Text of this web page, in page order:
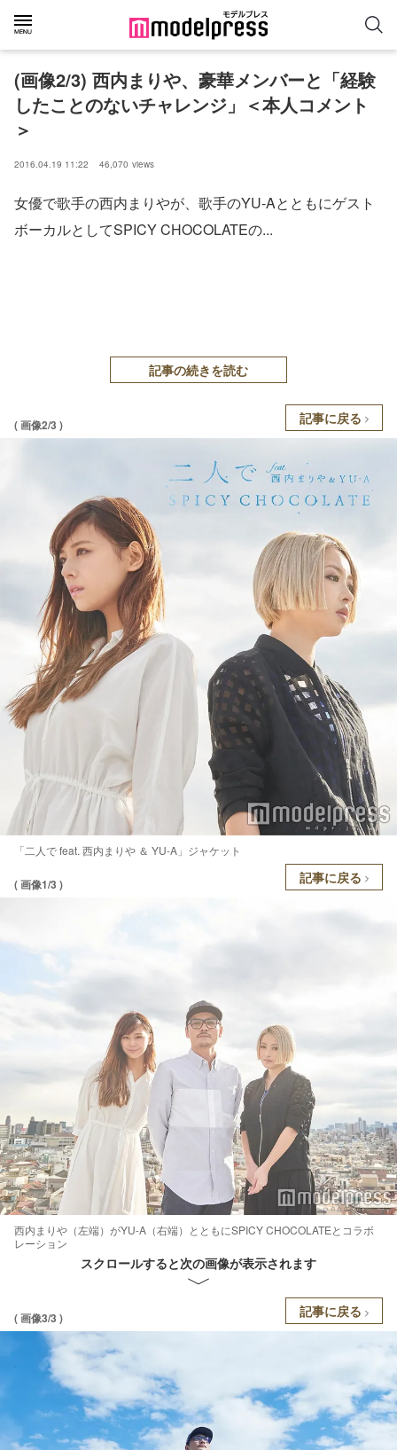
(画像2/3) 西内まりや、豪華メンバーと「経験
したことのないチャレンジ」＜本人コメント
＞
2016.04.19 11:22 46,070 views
女優で歌手の西内まりやが、歌手のYU-Aとともにゲスト
ボーカルとしてSPICY CHOCOLATEの...
記事の続きを読む
( 画像2/3 ) 記事に戻る
「二人で feat. 西内まりや ＆ YU-A」ジャケット
( 画像1/3 ) 記事に戻る
西内まりや（左端）がYU-A（右端）とともにSPICY CHOCOLATEとコラボ
レーション
スクロールすると次の画像が表示されます
( 画像3/3 ) 記事に戻る